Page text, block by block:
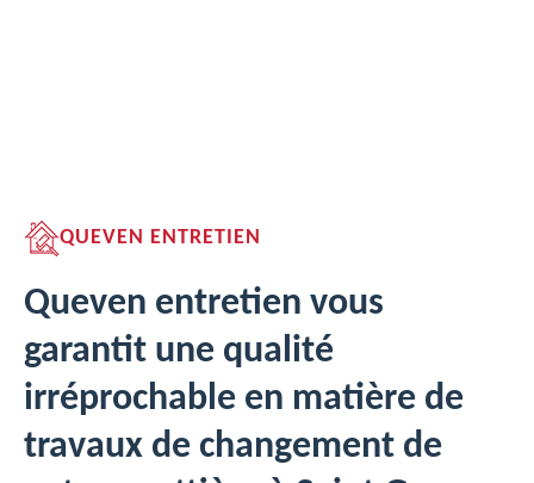
QUEVEN ENTRETIEN
Queven entretien vous
garantit une qualité
irréprochable en matière de
travaux de changement de